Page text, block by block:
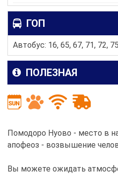
ГОП
Автобус: 16, 65, 67, 71, 72,
ПОЛЕЗНАЯ
Помодоро Нуово - место в
апофеоз - возвышение
Вы можете ожидать